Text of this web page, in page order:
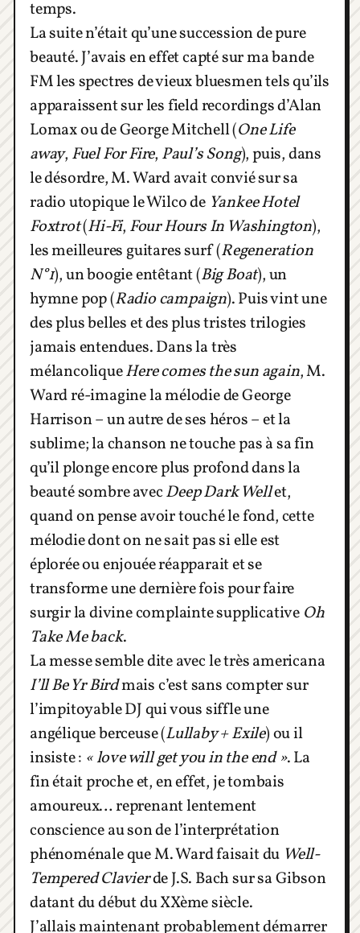
temps.
La suite n’était qu’une succession de pure
beauté. J’avais en effet capté sur ma bande
FM les spectres de vieux bluesmen tels qu’ils
apparaissent sur les field recordings d’Alan
Lomax ou de George Mitchell (One Life
away, Fuel For Fire, Paul’s Song), puis, dans
le désordre, M. Ward avait convié sur sa
radio utopique le Wilco de Yankee Hotel
Foxtrot(Hi-Fi, Four Hours In Washington),
les meilleures guitares surf (Regeneration
N°1), un boogie entêtant (Big Boat), un
hymne pop (Radio campaign). Puis vint une
des plus belles et des plus tristes trilogies
jamais entendues. Dans la très
mélancoliqueHere comes the sun again, M.
Ward ré-imagine la mélodie de George
Harrison – un autre de ses héros – et la
sublime; la chanson ne touche pas à sa fin
qu’il plonge encore plus profond dans la
beauté sombre avecDeep Dark Wellet,
quand on pense avoir touché le fond, cette
mélodie dont on ne sait pas si elle est
éplorée ou enjouée réapparait et se
transforme une dernière fois pour faire
surgir la divine complainte supplicative Oh
Take Me back.
La messe semble dite avec le très americana
I’ll Be Yr Birdmais c’est sans compter sur
l’impitoyable DJ qui vous siffle une
angélique berceuse (Lullaby + Exile) ou il
insiste : « love will get you in the end ». La
fin était proche et, en effet, je tombais
amoureux… reprenant lentement
conscience au son de l’interprétation
phénoménale que M. Ward faisait du Well-
Tempered Clavierde J.S. Bach sur sa Gibson
datant du début du XXème siècle.
J’allais maintenant probablement démarrer